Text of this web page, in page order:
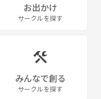
お出かけ
サークルを探す
みんなで創る
サークルを探す